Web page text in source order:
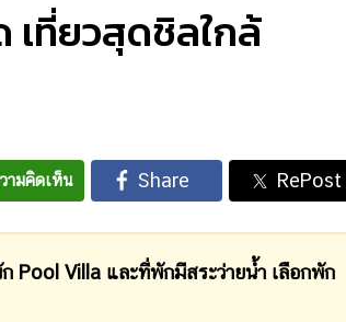
ที่ยวสุดชิลใกล้
ามคิดเห็น
Villa และที่พักมีสระว่ายน้ำ เลือกพัก